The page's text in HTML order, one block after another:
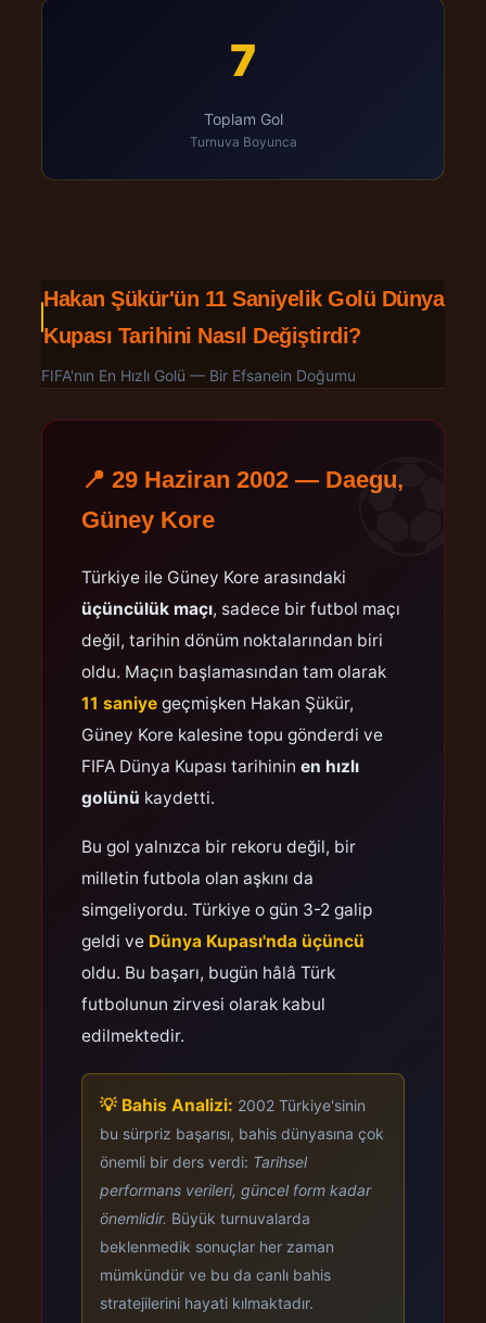
7
Toplam Gol
Turnuva Boyunca
Hakan Şükür'ün 11 Saniyelik Golü Dünya
Kupası Tarihini Nasıl Değiştirdi?
FIFA'nın En Hızlı Golü — Bir Efsanein Doğumu
⚽
📍 29 Haziran 2002 — Daegu,
Güney Kore
Türkiye ile Güney Kore arasındaki
üçüncülük maçı, sadece bir futbol maçı
değil, tarihin dönüm noktalarından biri
oldu. Maçın başlamasından tam olarak
11 saniye geçmişken Hakan Şükür,
Güney Kore kalesine topu gönderdi ve
FIFA Dünya Kupası tarihinin en hızlı
golünü kaydetti.
Bu gol yalnızca bir rekoru değil, bir
milletin futbola olan aşkını da
simgeliyordu. Türkiye o gün 3-2 galip
geldi ve Dünya Kupası'nda üçüncü
oldu. Bu başarı, bugün hâlâ Türk
futbolunun zirvesi olarak kabul
edilmektedir.
💡 Bahis Analizi: 2002 Türkiye'sinin
bu sürpriz başarısı, bahis dünyasına çok
önemli bir ders verdi: Tarihsel
performans verileri, güncel form kadar
önemlidir. Büyük turnuvalarda
beklenmedik sonuçlar her zaman
mümkündür ve bu da canlı bahis
stratejilerini hayati kılmaktadır.